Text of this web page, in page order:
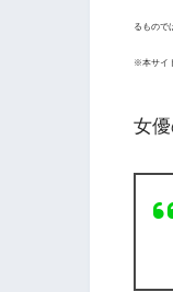
るもので
※本サイ
女